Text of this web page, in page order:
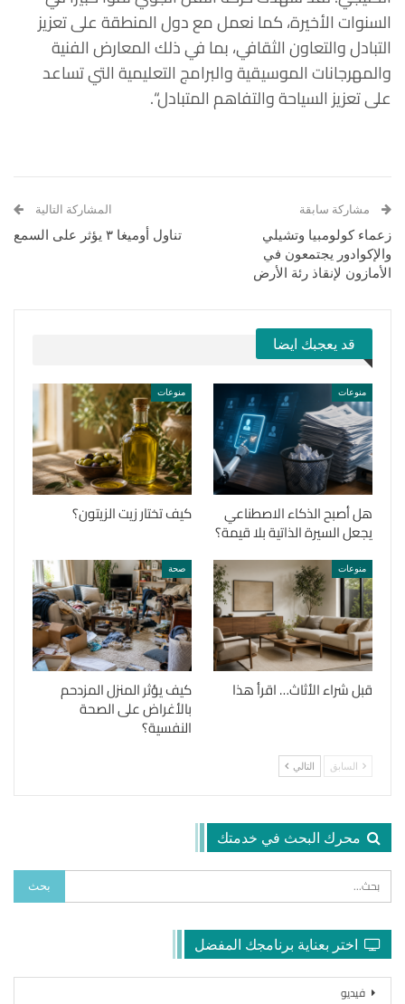
السنواتالأخيرة،كما نعملمعدولالمنطقةعلىتعزيز
التبادلوالتعاونالثقافي،بمافيذلكالمعارضالفنية
والمهرجاناتالموسيقيةوالبرامجالتعليميةالتيتساعد
علىتعزيز السياحةوالتفاهمالمتبادل“.
مشاركة سابقة
زعماء كولومبيا وتشيلي
والإكوادور يجتمعون في
الأمازون لإنقاذ رئة الأرض
المشاركة التالية
تناول أوميغا ٣ يؤثر على السمع
قد يعجبك ايضا
منوعات
هل أصبح الذكاء الاصطناعي
يجعل السيرة الذاتية بلا قيمة؟
منوعات
كيف تختار زيت الزيتون؟
منوعات
قبل شراء الأثاث… اقرأ هذا
صحة
كيف يؤثر المنزل المزدحم
بالأغراض على الصحة
النفسية؟
السابق التالي
محرك البحث في خدمتك
اختر بعناية برنامجك المفضل
فيديو